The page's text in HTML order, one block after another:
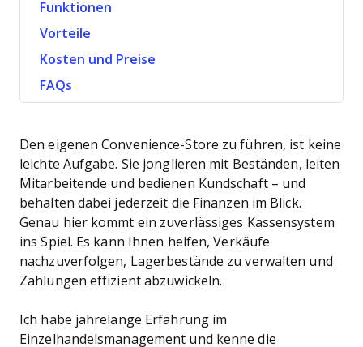
Funktionen
Vorteile
Kosten und Preise
FAQs
Den eigenen Convenience-Store zu führen, ist keine
leichte Aufgabe. Sie jonglieren mit Beständen, leiten
Mitarbeitende und bedienen Kundschaft – und
behalten dabei jederzeit die Finanzen im Blick.
Genau hier kommt ein zuverlässiges Kassensystem
ins Spiel. Es kann Ihnen helfen, Verkäufe
nachzuverfolgen, Lagerbestände zu verwalten und
Zahlungen effizient abzuwickeln.
Ich habe jahrelange Erfahrung im
Einzelhandelsmanagement und kenne die